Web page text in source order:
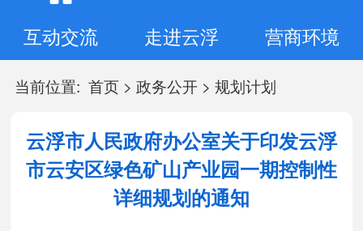
互动交流
走进云浮 营商环境
当前位置: 首页> 政务公开> 规划计划
云浮市人民政府办公室关于印发云浮
市云安区绿色矿山产业园一期控制性
详细规划的通知